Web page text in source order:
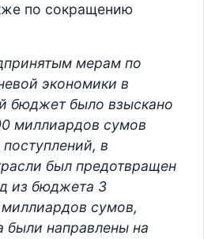
по сокращению
мерам по
экономики в
бюджет было взыскано
миллиардов сумов
в
был предотвращен
из бюджета 3
сумов,
были направлены на